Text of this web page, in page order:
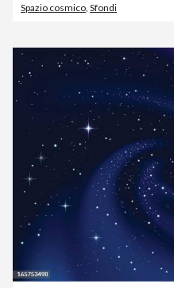
Spazio cosmico Sfondi